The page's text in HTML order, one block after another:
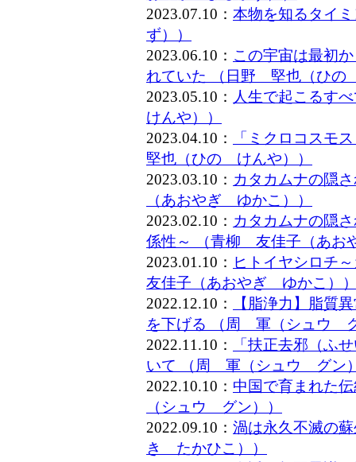
2023.07.10： 本物を知るタイ
ず））
2023.06.10： この宇宙は最初
れていた （日野 堅也（ひの
2023.05.10： 人生で起こるす
けんや））
2023.04.10：
「ミクロコスモ
堅也（ひの けんや））
2023.03.10： カタカムナの隠
（あおやぎ ゆかこ））
2023.02.10： カタカムナの隠
係性～ （青柳 友佳子（あお
2023.01.10： ヒトイヤシロチ
友佳子（あおやぎ ゆかこ）
2022.12.10：
【脂浄力】脂質
を下げる （周 軍（シュウ
2022.11.10：
「扶正去邪（ふ
いて （周 軍（シュウ グン
2022.10.10： 中国で育まれた
（シュウ グン））
2022.09.10： 渦は永久不滅の
き たかひこ））